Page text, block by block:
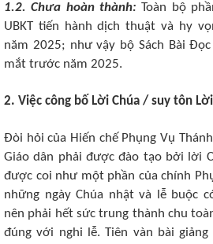
1.2. Chưa hoàn thành: Toàn bộ
UBKT tiến hành dịch thuật và hy
năm 2025; như vậy bộ Sách Bài
mắt trước năm 2025.
2. Việc công bố Lời Chúa / suy tôn
Đòi hỏi của Hiến chế Phụng Vụ
Giáo dân phải được đào tạo bởi lời
được coi như một phần của chính
những ngày Chúa nhật và lễ buộc
nên phải hết sức trung thành chu
đúng với nghi lễ. Tiên vàn bài